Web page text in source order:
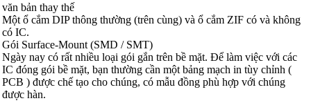
văn bản thay thế
Một ổ cắm DIP thông thường (trên cùng) và ổ cắm ZIF có và không
có IC.
Gói Surface-Mount (SMD / SMT)
Ngày nay có rất nhiều loại gói gắn trên bề mặt. Để làm việc với các
IC đóng gói bề mặt, bạn thường cần một bảng mạch in tùy chỉnh (
PCB ) được chế tạo cho chúng, có mẫu đồng phù hợp với chúng
được hàn.